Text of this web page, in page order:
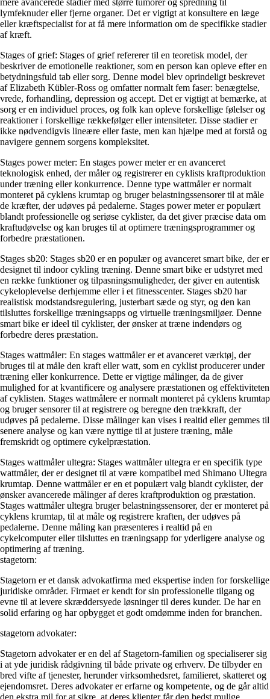
lymfeknuder eller fjerne organer. Det er vigtigt at konsultere en læge
eller kræftspecialist for at få mere information om de specifikke stadier
af kræft.
Stages of grief: Stages of grief refererer til en teoretisk model, der
beskriver de emotionelle reaktioner, som en person kan opleve efter en
betydningsfuld tab eller sorg. Denne model blev oprindeligt beskrevet
af Elizabeth Kübler-Ross og omfatter normalt fem faser: benægtelse,
vrede, forhandling, depression og accept. Det er vigtigt at bemærke, at
sorg er en individuel proces, og folk kan opleve forskellige følelser og
reaktioner i forskellige rækkefølger eller intensiteter. Disse stadier er
ikke nødvendigvis lineære eller faste, men kan hjælpe med at forstå og
navigere gennem sorgens kompleksitet.
Stages power meter: En stages power meter er en avanceret
teknologisk enhed, der måler og registrerer en cyklists kraftproduktion
under træning eller konkurrence. Denne type wattmåler er normalt
monteret på cyklens krumtap og bruger belastningssensorer til at måle
de kræfter, der udøves på pedalerne. Stages power meter er populært
blandt professionelle og seriøse cyklister, da det giver præcise data om
kraftudøvelse og kan bruges til at optimere træningsprogrammer og
forbedre præstationen.
Stages sb20: Stages sb20 er en populær og avanceret smart bike, der er
designet til indoor cykling træning. Denne smart bike er udstyret med
en række funktioner og tilpasningsmuligheder, der giver en autentisk
cykeloplevelse derhjemme eller i et fitnesscenter. Stages sb20 har
realistisk modstandsregulering, justerbart sæde og styr, og den kan
tilsluttes forskellige træningsapps og virtuelle træningsmiljøer. Denne
smart bike er ideel til cyklister, der ønsker at træne indendørs og
forbedre deres præstation.
Stages wattmåler: En stages wattmåler er et avanceret værktøj, der
bruges til at måle den kraft eller watt, som en cyklist producerer under
træning eller konkurrence. Dette er vigtige målinger, da de giver
mulighed for at kvantificere og analysere præstationen og effektiviteten
af cyklisten. Stages wattmålere er normalt monteret på cyklens krumtap
og bruger sensorer til at registrere og beregne den trækkraft, der
udøves på pedalerne. Disse målinger kan vises i realtid eller gemmes til
senere analyse og kan være nyttige til at justere træning, måle
fremskridt og optimere cykelpræstation.
Stages wattmåler ultegra: Stages wattmåler ultegra er en specifik type
wattmåler, der er designet til at være kompatibel med Shimano Ultegra
krumtap. Denne wattmåler er en et populært valg blandt cyklister, der
ønsker avancerede målinger af deres kraftproduktion og præstation.
Stages wattmåler ultegra bruger belastningssensorer, der er monteret på
cyklens krumtap, til at måle og registrere kraften, der udøves på
pedalerne. Denne måling kan præsenteres i realtid på en
cykelcomputer eller tilsluttes en træningsapp for yderligere analyse og
optimering af træning.
stagetorn:
Stagetorn er et dansk advokatfirma med ekspertise inden for forskellige
juridiske områder. Firmaet er kendt for sin professionelle tilgang og
evne til at levere skræddersyede løsninger til deres kunder. De har en
solid erfaring og har opbygget et godt omdømme inden for branchen.
stagetorn advokater:
Stagetorn advokater er en del af Stagetorn-familien og specialiserer sig
i at yde juridisk rådgivning til både private og erhverv. De tilbyder en
bred vifte af tjenester, herunder virksomhedsret, familieret, skatteret og
ejendomsret. Deres advokater er erfarne og kompetente, og de går altid
den ekstra mil for at sikre, at deres klienter får den bedst mulige